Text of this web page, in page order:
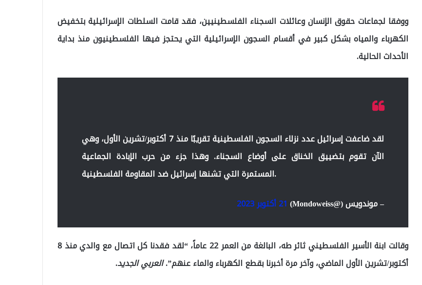
ووفقا لجماعات حقوق الإنسان وعائلات السجناء الفلسطينيين، فقد قامت السلطات الإسرائيلية بتخفيض
الكهرباء والمياه بشكل كبير في أقسام السجون الإسرائيلية التي يحتجز فيها الفلسطينيون منذ بداية
الأحداث الحالية.
لقد ضاعفت إسرائيل عدد نزلاء السجون الفلسطينية تقريبًا منذ 7 أكتوبر/تشرين الأول، وهي
الآن تقوم بتضييق الخناق على أوضاع السجناء. وهذا جزء من حرب الإبادة الجماعية
المستمرة التي تشنها إسرائيل ضد المقاومة الفلسطينية.
– موندويس (@Mondoweiss)
21 أكتوبر 2023
وقالت ابنة الأسير الفلسطيني ثائر طه، البالغة من العمر 22 عاماً، “لقد فقدنا كل اتصال مع والدي منذ 8
أكتوبر/تشرين الأول الماضي، وآخر مرة أخبرنا بقطع الكهرباء والماء عنهم”.العربي الجديد.